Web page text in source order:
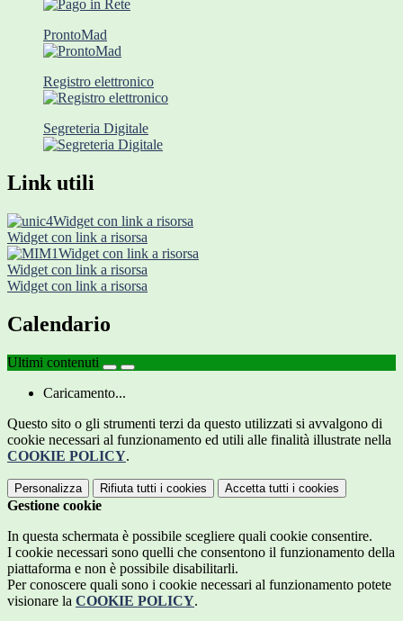
ProntoMad
Registro elettronico
Segreteria Digitale
Link utili
Widget con link a risorsa
Widget con link a risorsa
Widget con link a risorsa
Widget con link a risorsa
Widget con link a risorsa
Calendario
Ultimi contenuti
Caricamento...
Questo sito o gli strumenti terzi da questo utilizzati si avvalgono di
cookie necessari al funzionamento ed utili alle finalità illustrate nella
COOKIE POLICY.
Personalizza Rifiuta tutti i cookies Accetta tutti i cookies
Gestione cookie
In questa schermata è possibile scegliere quali cookie consentire.
I cookie necessari sono quelli che consentono il funzionamento della
piattaforma e non è possibile disabilitarli.
Per conoscere quali sono i cookie necessari al funzionamento potete
visionare la COOKIE POLICY.